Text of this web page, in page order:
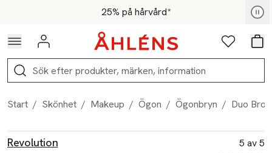
Hoppa till navigationsmenyn25% på hårvård*
För medlemmar - Shoppa nu
Logga in Favoriter
Sök
Start / Skönhet / Makeup / Ögon / Ögonbryn / Duo
Revolution
5 av 5